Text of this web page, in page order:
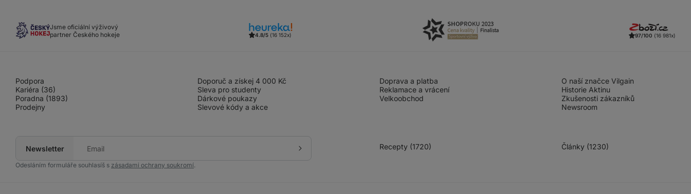
Jsme oficiální výživový
partner Českého hokeje
4.8/5 (16 152x) 97/100 (16 981x)
Podpora
Kariéra (36)
Poradna (1893)
Prodejny
Doporuč a získej 4 000 Kč
Sleva pro studenty
Dárkové poukazy
Slevové kódy a akce
Doprava a platba
Reklamace a vrácení
Velkoobchod
O naší značce Vilgain
Historie Aktinu
Zkušenosti zákazníků
Newsroom
Newsletter
mail
Přihlásit
Odesláním formuláře souhlasíš s zásadami ochrany soukromí.
Recepty (1720) Články (1230)